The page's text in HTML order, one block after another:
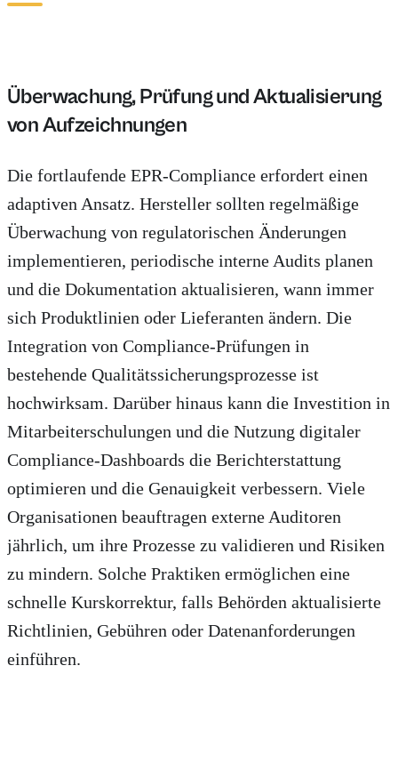
Überwachung, Prüfung und Aktualisierung
von Aufzeichnungen
Die fortlaufende EPR-Compliance erfordert einen
adaptiven Ansatz. Hersteller sollten regelmäßige
Überwachung von regulatorischen Änderungen
implementieren, periodische interne Audits planen
und die Dokumentation aktualisieren, wann immer
sich Produktlinien oder Lieferanten ändern. Die
Integration von Compliance-Prüfungen in
bestehende Qualitätssicherungsprozesse ist
hochwirksam. Darüber hinaus kann die Investition in
Mitarbeiterschulungen und die Nutzung digitaler
Compliance-Dashboards die Berichterstattung
optimieren und die Genauigkeit verbessern. Viele
Organisationen beauftragen externe Auditoren
jährlich, um ihre Prozesse zu validieren und Risiken
zu mindern. Solche Praktiken ermöglichen eine
schnelle Kurskorrektur, falls Behörden aktualisierte
Richtlinien, Gebühren oder Datenanforderungen
einführen.